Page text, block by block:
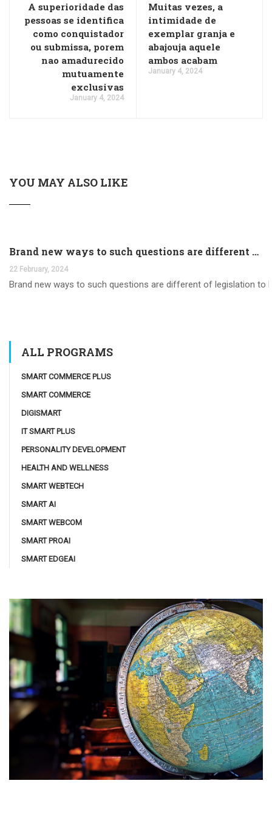
A superioridade das
pessoas se identifica
como conquistador
ou submissa, porem
nao amadurecido
mutuamente
exclusivas
January 4, 2024
Muitas vezes, a
intimidade de
exemplar granja e
abajouja aquele
ambos acabam
January 4, 2024
YOU MAY ALSO LIKE
Brand new ways to such questions are different of legislation to help you jurisdiction
22 February, 2024
Brand new ways to such questions are different of legislation to
ALL PROGRAMS
SMART COMMERCE PLUS
SMART COMMERCE
DIGISMART
IT SMART PLUS
PERSONALITY DEVELOPMENT
HEALTH AND WELLNESS
SMART WEBTECH
SMART AI
SMART WEBCOM
SMART PROAI
SMART EDGEAI